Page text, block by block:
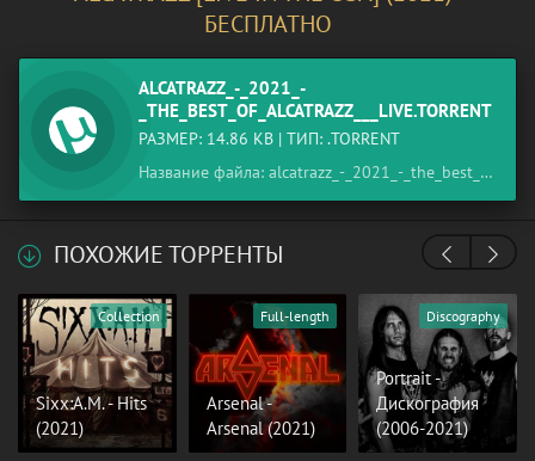
БЕСПЛАТНО
ALCATRAZZ_-_2021_-
_THE_BEST_OF_ALCATRAZZ___LIVE.TORRENT
РАЗМЕР: 14.86 KB | ТИП: .TORRENT
Название файла: alcatrazz_-_2021_-_the_best_of_alcatrazz___live.torrent
ПОХОЖИЕ ТОРРЕНТЫ
Sixx:A.M. - Hits
(2021)
Collection
Arsenal -
Arsenal (2021)
Full-length
Portrait -
Дискография
(2006-2021)
Discography